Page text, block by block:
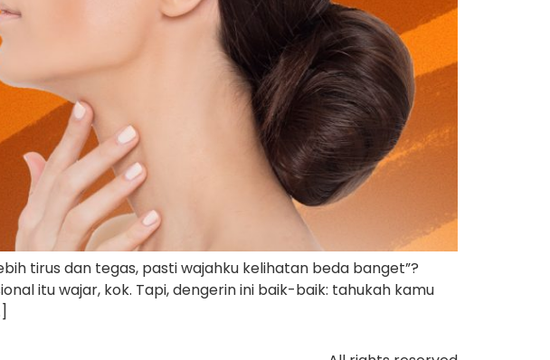
tirus dan tegas, pasti wajahku kelihatan beda banget”?
itu wajar, kok. Tapi, dengerin ini baik-baik: tahukah kamu